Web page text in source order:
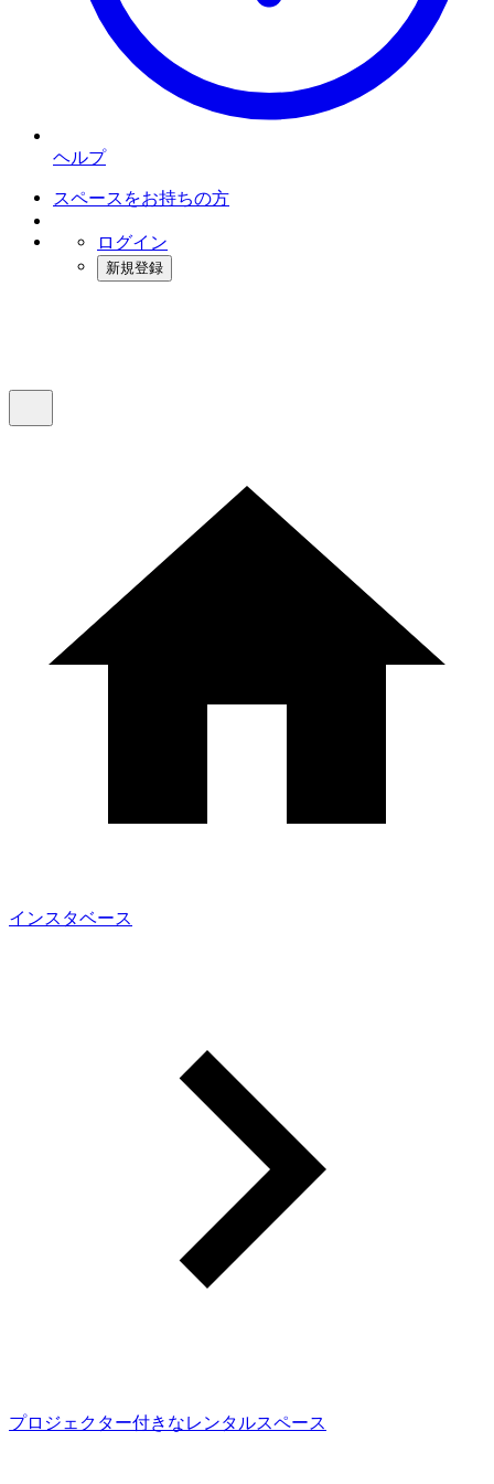
ヘルプ
スペースをお持ちの方
ログイン
新規登録
インスタベース
プロジェクター付きなレンタルスペース